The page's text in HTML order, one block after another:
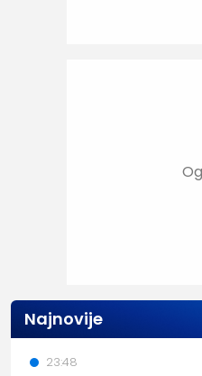
Najnovije
23:48